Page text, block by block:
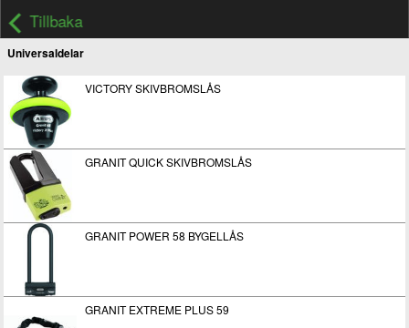
Tillbaka
Universaldelar
VICTORY SKIVBROMSLÅS
GRANIT QUICK SKIVBROMSLÅS
GRANIT POWER 58 BYGELLÅS
GRANIT EXTREME PLUS 59